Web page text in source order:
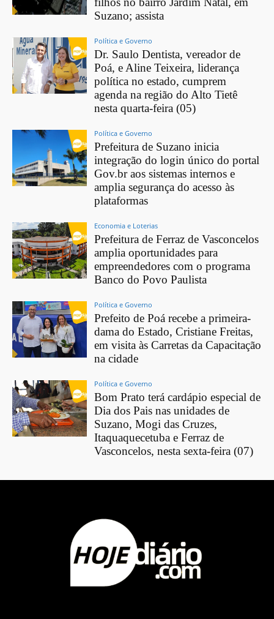
Suzano; assista
Política e Governo
Dr. Saulo Dentista, vereador de
Poá, e Aline Teixeira, liderança
política no estado, cumprem
agenda na região do Alto Tietê
nesta quarta-feira (05)
Política e Governo
Prefeitura de Suzano inicia
integração do login único do portal
Gov.br aos sistemas internos e
amplia segurança do acesso às
plataformas
Economia e Loterias
Prefeitura de Ferraz de Vasconcelos
amplia oportunidades para
empreendedores com o programa
Banco do Povo Paulista
Política e Governo
Prefeito de Poá recebe a primeira-
dama do Estado, Cristiane Freitas,
em visita às Carretas da Capacitação
na cidade
Política e Governo
Bom Prato terá cardápio especial de
Dia dos Pais nas unidades de
Suzano, Mogi das Cruzes,
Itaquaquecetuba e Ferraz de
Vasconcelos, nesta sexta-feira (07)